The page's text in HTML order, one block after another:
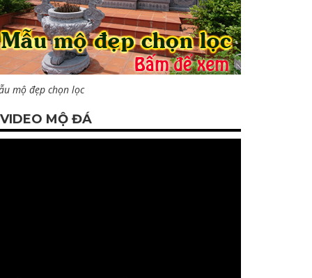
mộ đẹp chọn lọc
VIDEO MỘ ĐÁ